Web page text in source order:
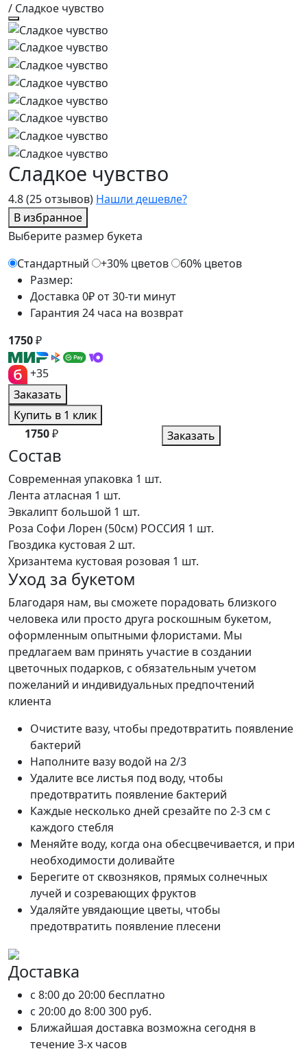
/ Сладкое чувство
4.8(25 отзывов) Нашли дешевле?
В избранное
Сладкое чувство
Выберите размер букета
Стандартный
+30% цветов
60% цветов
Размер:
Доставка 0₽ от 30-ти минут
Гарантия 24 часа на возврат
1750₽
+35
Заказать
Купить в 1 клик
1750₽ Заказать
Состав
Современная упаковка 1 шт.
Лента атласная 1 шт.
Эвкалипт большой 1 шт.
Роза Софи Лорен (50см) РОССИЯ 1 шт.
Гвоздика кустовая 2 шт.
Хризантема кустовая розовая 1 шт.
Уход за букетом
Благодаря нам, вы сможете порадовать близкого
человека или просто друга роскошным букетом,
оформленным опытными флористами. Мы
предлагаем вам принять участие в создании
цветочных подарков, с обязательным учетом
пожеланий и индивидуальных предпочтений
клиента
Очистите вазу, чтобы предотвратить появление
бактерий
Наполните вазу водой на 2/3
Удалите все листья под воду, чтобы
предотвратить появление бактерий
Каждые несколько дней срезайте по 2-3 см с
каждого стебля
Меняйте воду, когда она обесцвечивается, и при
необходимости доливайте
Берегите от сквозняков, прямых солнечных
лучей и созревающих фруктов
Удаляйте увядающие цветы, чтобы
предотвратить появление плесени
Доставка
c 8:00 до 20:00 бесплатно
c 20:00 до 8:00300 руб.
Ближайшая доставка возможна сегодня в
течение 3-х часов